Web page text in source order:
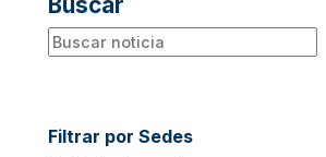
Filtrar por Sedes